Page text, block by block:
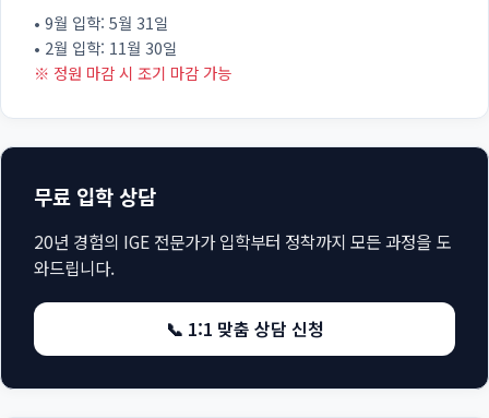
• 9월 입학: 5월 31일
• 2월 입학: 11월 30일
※ 정원 마감 시 조기 마감 가능
무료 입학 상담
20년 경험의 IGE 전문가가 입학부터 정착까지 모든 과정을 도
와드립니다.
📞 1:1 맞춤 상담 신청